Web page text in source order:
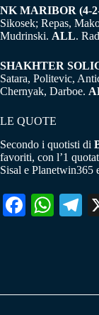
NK MARIBOR (4-
Sikosek; Repas,
Mudrinski. ALL.
SHAKHTER
Satara, Politevic,
Chernyak, Darboe.
LE QUOTE
Secondo i quotisti di
favoriti, con l’1
Sisal e Planetwin365
Fa W
pp m